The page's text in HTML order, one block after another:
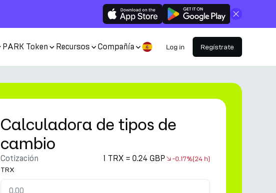
Cerrar
PARK Token Recursos Compañía Log in Regístrate
Calculadora de tipos de
cambio
Cotización 1 TRX = 0.24 GBP -0.17%(24 h)
TRX